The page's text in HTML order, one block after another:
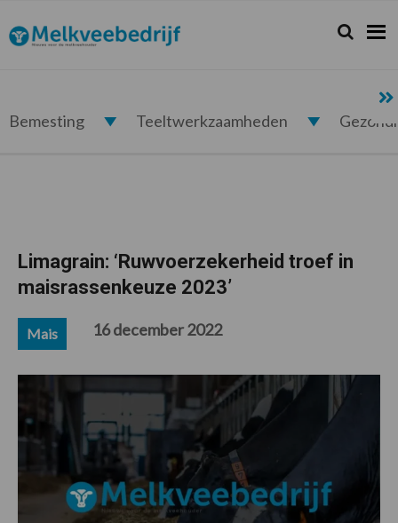
de
hoofdnavigatie
de
hoofd
de
eerste
de
voettekst
Melkveebedrijf.nl Zoeken...
Zoek
Bemesting Teeltwerkzaamheden
Limagrain: ‘Ruwvoerzekerheid troef in
maisrassenkeuze 2023’
Mais 16 december 2022